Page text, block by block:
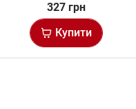
327 грн
Купити